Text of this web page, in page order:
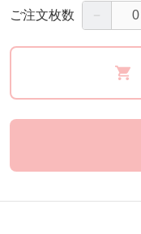
ご注文枚数 －